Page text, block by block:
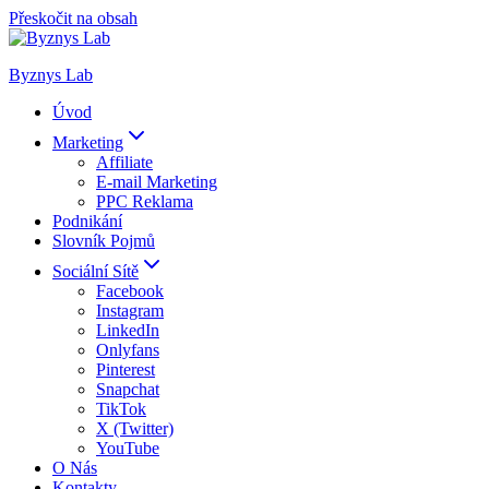
Přeskočit na obsah
Byznys Lab
Úvod
Marketing
Affiliate
E-mail Marketing
PPC Reklama
Podnikání
Slovník Pojmů
Sociální Sítě
Facebook
Instagram
LinkedIn
Onlyfans
Pinterest
Snapchat
TikTok
X (Twitter)
YouTube
O Nás